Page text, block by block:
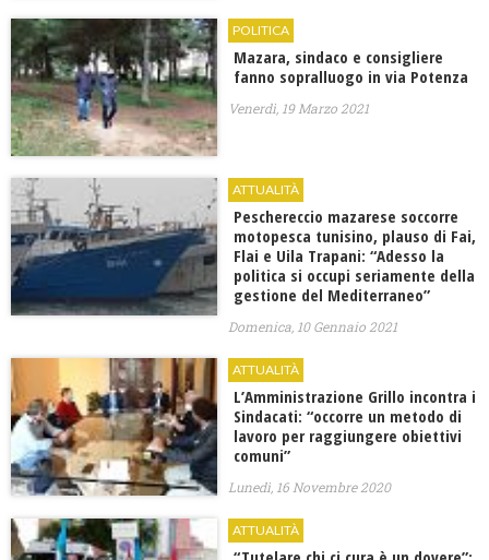
POLITICA
Mazara, sindaco e consigliere
fanno sopralluogo in via Potenza
Venerdì, 19 Marzo 2021
ATTUALITÀ
Peschereccio mazarese soccorre
motopesca tunisino, plauso di Fai,
Flai e Uila Trapani: “Adesso la
politica si occupi seriamente della
gestione del Mediterraneo”
Domenica, 10 Gennaio 2021
ATTUALITÀ
L’Amministrazione Grillo incontra i
Sindacati: “occorre un metodo di
lavoro per raggiungere obiettivi
comuni”
Lunedì, 16 Novembre 2020
ATTUALITÀ